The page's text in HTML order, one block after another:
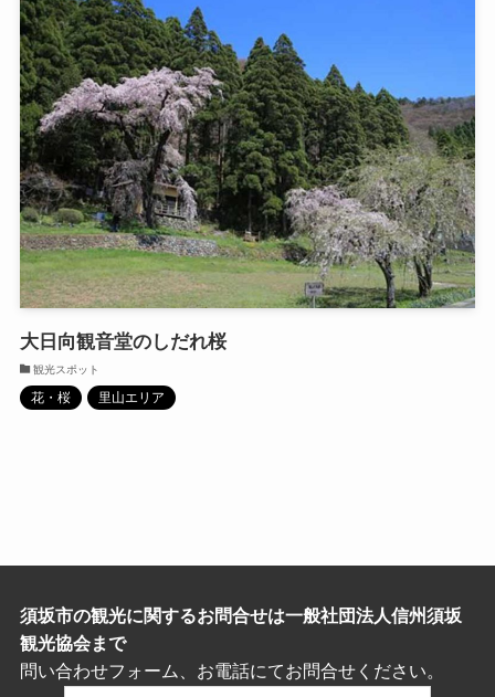
大日向観音堂のしだれ桜
観光スポット
花・桜 里山エリア
須坂市の観光に関するお問合せは一般社団法人信州須坂
観光協会まで
問い合わせフォーム、お電話にてお問合せください。